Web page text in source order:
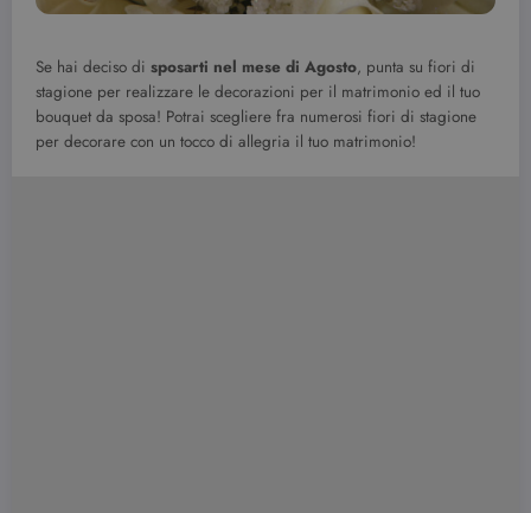
Se hai deciso di sposarti nel mese di Agosto, punta su fiori di
stagione per realizzare le decorazioni per il matrimonio ed il tuo
bouquet da sposa! Potrai scegliere fra numerosi fiori di stagione
per decorare con un tocco di allegria il tuo matrimonio!